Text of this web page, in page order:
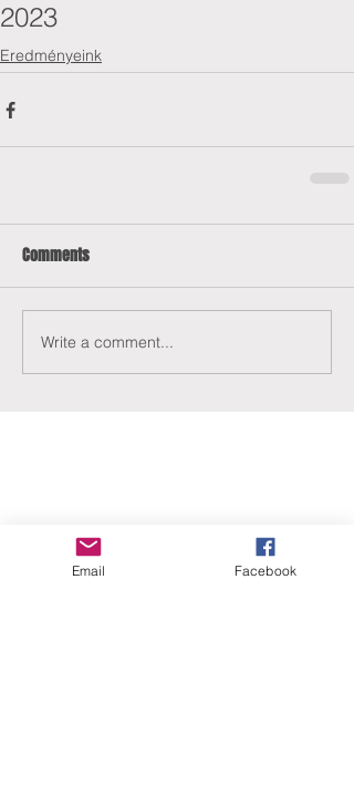
2023
Eredményeink
Comments
Write a comment...
ERANUS Alapítvány
Számlaszám:
Email Facebook